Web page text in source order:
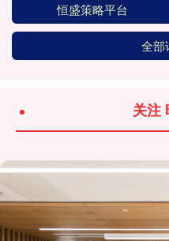
恒盛策略平台
全部
关注